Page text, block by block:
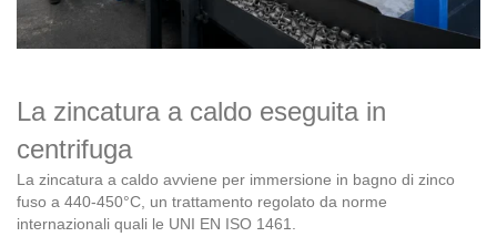
La zincatura a caldo eseguita in
centrifuga
La zincatura a caldo avviene per immersione in bagno di zinco
fuso a 440-450°C, un trattamento regolato da norme
internazionali quali le UNI EN ISO 1461.